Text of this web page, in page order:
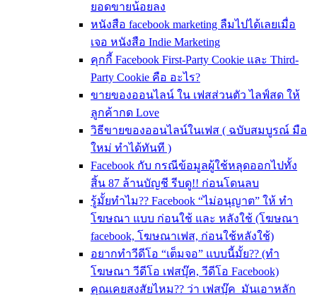
ยอดขายน้อยลง
หนังสือ facebook marketing ลืมไปได้เลยเมื่อ
เจอ หนังสือ Indie Marketing
คุกกี้ Facebook First-Party Cookie และ Third-
Party Cookie คือ อะไร?
ขายของออนไลน์ ใน เฟสส่วนตัว ไลฟ์สด ให้
ลูกค้ากด Love
วิธีขายของออนไลน์ในเฟส ( ฉบับสมบูรณ์ มือ
ใหม่ ทำได้ทันที )
Facebook กับ กรณีข้อมูลผู้ใช้หลุดออกไปทั้ง
สิ้น 87 ล้านบัญชี รีบดู!! ก่อนโดนลบ
รู้มั้ยทำไม?? Facebook “ไม่อนุญาต” ให้ ทำ
โฆษณา แบบ ก่อนใช้ และ หลังใช้ (โฆษณา
facebook, โฆษณาเฟส, ก่อนใช้หลังใช้)
อยากทำวีดีโอ “เต็มจอ” แบบนี้มั้ย?? (ทำ
โฆษณา วีดีโอ เฟสบุ๊ค, วีดีโอ Facebook)
คุณเคยสงสัยไหม?? ว่า เฟสบุ๊ค มันเอาหลัก